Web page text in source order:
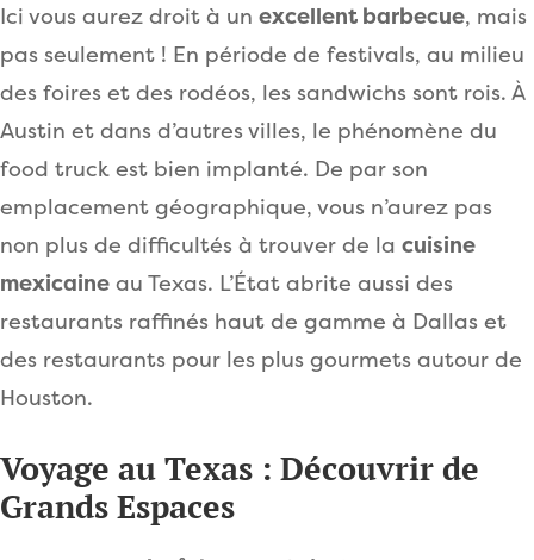
Ici vous aurez droit à un excellent barbecue, mais
pas seulement ! En période de festivals, au milieu
des foires et des rodéos, les sandwichs sont rois. À
Austin et dans d’autres villes, le phénomène du
food truck est bien implanté. De par son
emplacement géographique, vous n’aurez pas
non plus de difficultés à trouver de la cuisine
mexicaine au Texas. L’État abrite aussi des
restaurants raffinés haut de gamme à Dallas et
des restaurants pour les plus gourmets autour de
Houston.
Voyage au Texas : Découvrir de
Grands Espaces